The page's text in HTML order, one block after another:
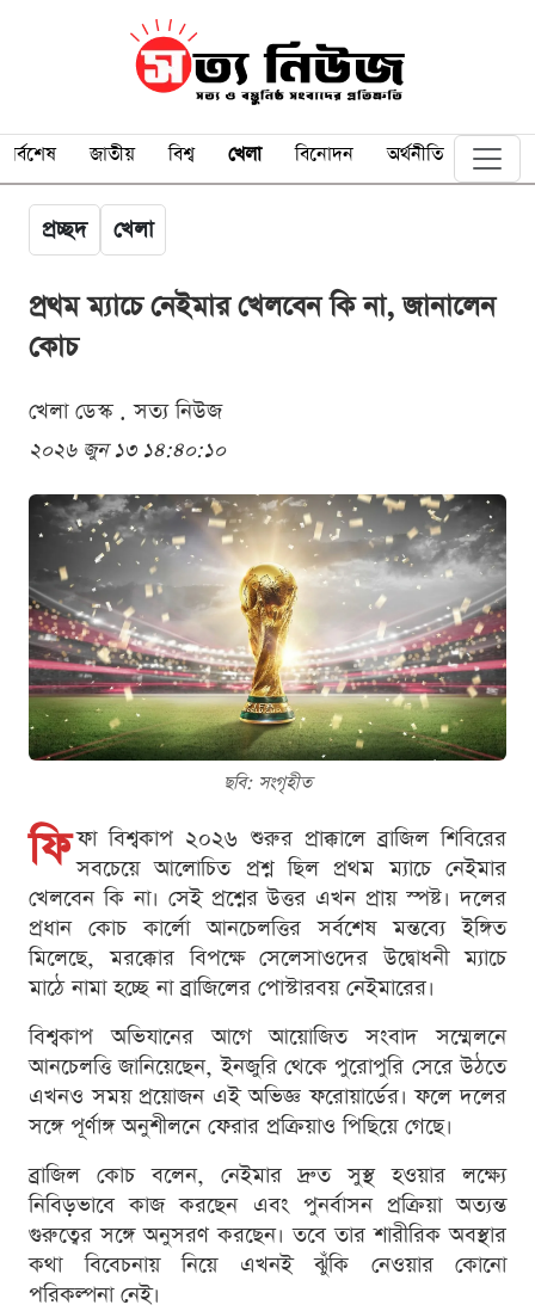
সর্বশেষ জাতীয় বিশ্ব খেলা বিনোদন অর্থনীতি
প্রচ্ছদ খেলা
প্রথম ম্যাচে নেইমার খেলবেন কি না, জানালেন
কোচ
খেলা ডেস্ক . সত্য নিউজ
২০২৬ জুন ১৩ ১৪:৪০:১০
ছবি: সংগৃহীত
ফি ফা বিশ্বকাপ ২০২৬ শুরুর প্রাক্কালে ব্রাজিল শিবিরের
সবচেয়ে আলোচিত প্রশ্ন ছিল প্রথম ম্যাচে নেইমার
খেলবেন কি না। সেই প্রশ্নের উত্তর এখন প্রায় স্পষ্ট। দলের
প্রধান কোচ কার্লো আনচেলত্তির সর্বশেষ মন্তব্যে ইঙ্গিত
মিলেছে, মরক্কোর বিপক্ষে সেলেসাওদের উদ্বোধনী ম্যাচে
মাঠে নামা হচ্ছে না ব্রাজিলের পোস্টারবয় নেইমারের।
বিশ্বকাপ অভিযানের আগে আয়োজিত সংবাদ সম্মেলনে
আনচেলত্তি জানিয়েছেন, ইনজুরি থেকে পুরোপুরি সেরে উঠতে
এখনও সময় প্রয়োজন এই অভিজ্ঞ ফরোয়ার্ডের। ফলে দলের
সঙ্গে পূর্ণাঙ্গ অনুশীলনে ফেরার প্রক্রিয়াও পিছিয়ে গেছে।
ব্রাজিল কোচ বলেন, নেইমার দ্রুত সুস্থ হওয়ার লক্ষ্যে
নিবিড়ভাবে কাজ করছেন এবং পুনর্বাসন প্রক্রিয়া অত্যন্ত
গুরুত্বের সঙ্গে অনুসরণ করছেন। তবে তার শারীরিক অবস্থার
কথা বিবেচনায় নিয়ে এখনই ঝুঁকি নেওয়ার কোনো
পরিকল্পনা নেই।